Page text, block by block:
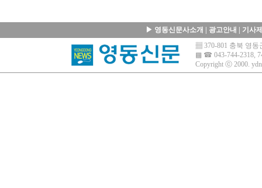
▶ 영동신문사소개 광고안내
기사
▦ 370-801 충북 영
▩ ☎ 043-744-2318,
Copyright ⓒ 2000.